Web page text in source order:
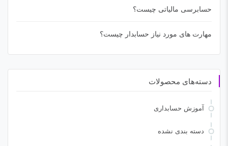
حسابرسی مالیاتی چیست؟
مهارت های مورد نیاز حسابدار چیست؟
دسته‌های محصولات
آموزش حسابداری
دسته بندی نشده